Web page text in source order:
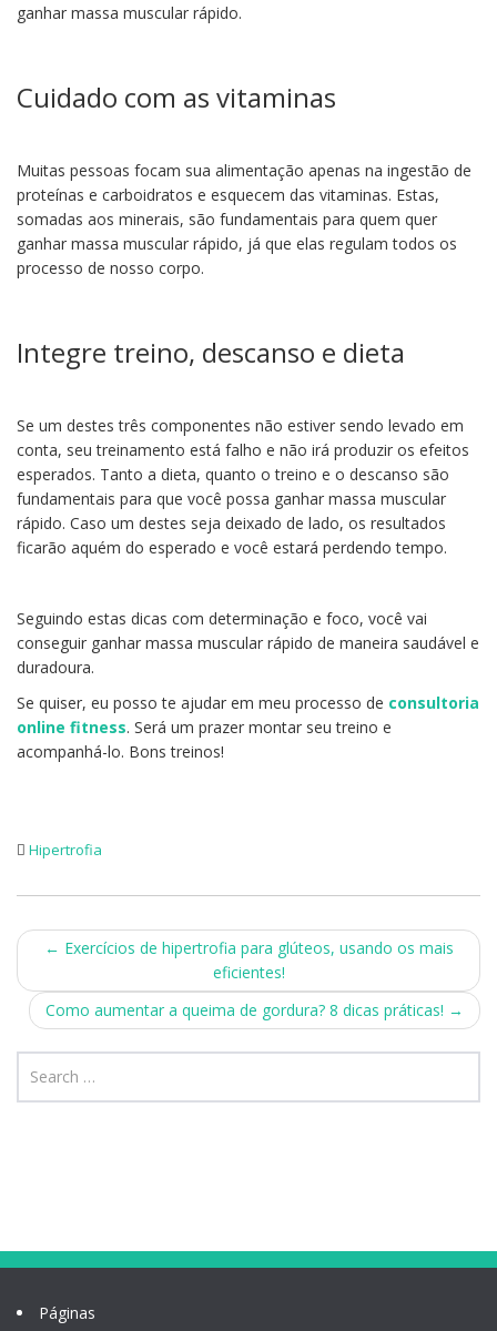
ganhar massa muscular rápido.
Cuidado com as vitaminas
Muitas pessoas focam sua alimentação apenas na ingestão de
proteínas e carboidratos e esquecem das vitaminas. Estas,
somadas aos minerais, são fundamentais para quem quer
ganhar massa muscular rápido, já que elas regulam todos os
processo de nosso corpo.
Integre treino, descanso e dieta
Se um destes três componentes não estiver sendo levado em
conta, seu treinamento está falho e não irá produzir os efeitos
esperados. Tanto a dieta, quanto o treino e o descanso são
fundamentais para que você possa ganhar massa muscular
rápido. Caso um destes seja deixado de lado, os resultados
ficarão aquém do esperado e você estará perdendo tempo.
Seguindo estas dicas com determinação e foco, você vai
conseguir ganhar massa muscular rápido de maneira saudável e
duradoura.
Se quiser, eu posso te ajudar em meu processo de consultoria
online fitness. Será um prazer montar seu treino e
acompanhá-lo. Bons treinos!
Hipertrofia
Post
navigation
← Exercícios de hipertrofia para glúteos, usando os mais
eficientes!
Como aumentar a queima de gordura? 8 dicas práticas! →
Páginas